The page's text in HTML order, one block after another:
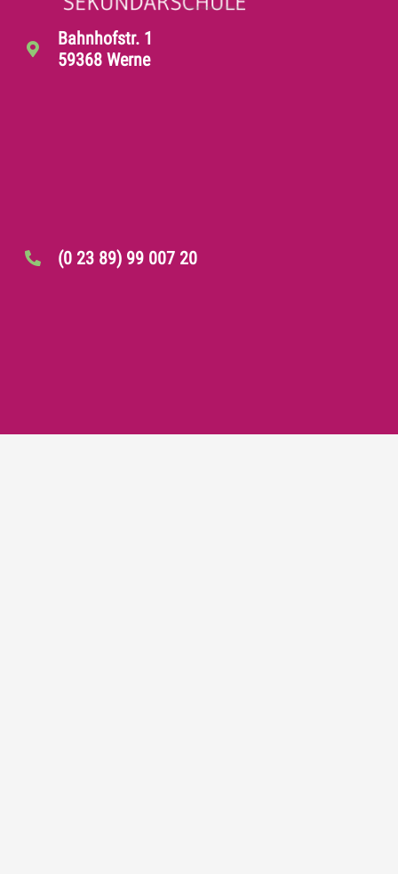
Bahnhofstr. 1
59368 Werne
(0 23 89) 99 007 20